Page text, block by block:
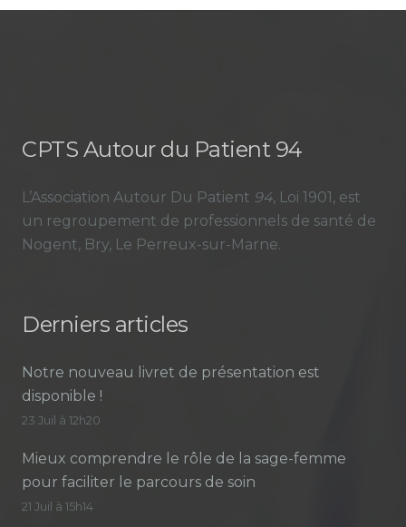
CPTS Autour du Patient 94
L’Association Autour Du Patient 94, Loi 1901, est
un regroupement de professionnels de santé de
Nogent, Bry, Le Perreux-sur-Marne.
Derniers articles
Notre nouveau livret de présentation est
disponible !
23 Juil à 12h20
Mieux comprendre le rôle de la sage-femme
pour faciliter le parcours de soin
21 Juil à 15h14